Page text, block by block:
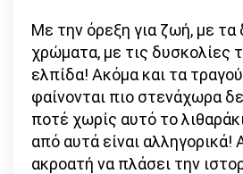
Με την όρεξη για ζωή, με τα
χρώματα, με τις δυσκολίες
ελπίδα! Ακόμα και τα
φαίνονται πιο στενάχωρα
ποτέ χωρίς αυτό το
από αυτά είναι αλληγορικά!
ακροατή να πλάσει την